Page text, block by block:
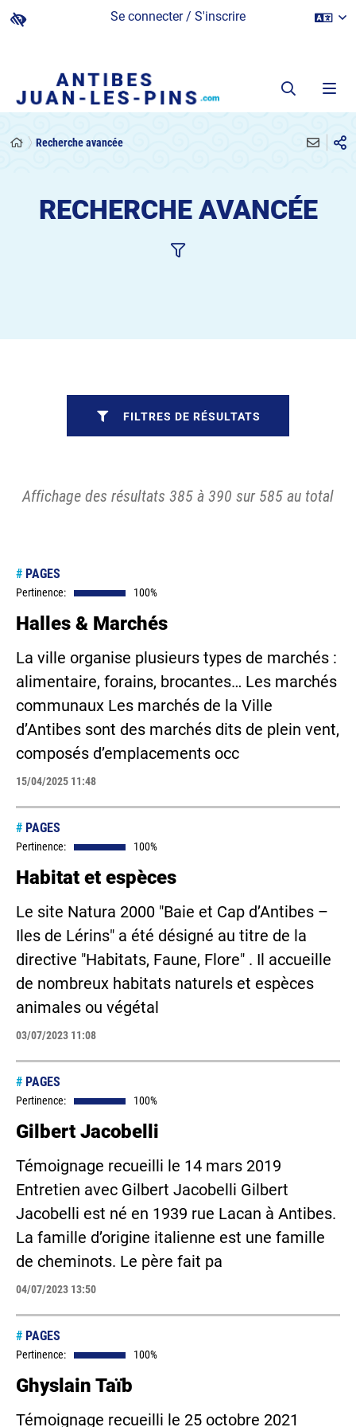
Se connecter / S'inscrire
Recherche avancée
RECHERCHE AVANCÉE
Affichage des résultats 385 à 390 sur 585 au total
# PAGES
Pertinence: 100%
Halles & Marchés
La ville organise plusieurs types de marchés :
alimentaire, forains, brocantes… Les marchés
communaux Les marchés de la Ville
d’Antibes sont des marchés dits de plein vent,
composés d’emplacements occ
15/04/2025 11:48
# PAGES
Pertinence: 100%
Habitat et espèces
Le site Natura 2000 "Baie et Cap d’Antibes –
Iles de Lérins" a été désigné au titre de la
directive "Habitats, Faune, Flore" . Il accueille
de nombreux habitats naturels et espèces
animales ou végétal
03/07/2023 11:08
# PAGES
Pertinence: 100%
Gilbert Jacobelli
Témoignage recueilli le 14 mars 2019
Entretien avec Gilbert Jacobelli Gilbert
Jacobelli est né en 1939 rue Lacan à Antibes.
La famille d’origine italienne est une famille
de cheminots. Le père fait pa
04/07/2023 13:50
# PAGES
Pertinence: 100%
Ghyslain Taïb
Témoignage recueilli le 25 octobre 2021
FILTRES DE RÉSULTATS